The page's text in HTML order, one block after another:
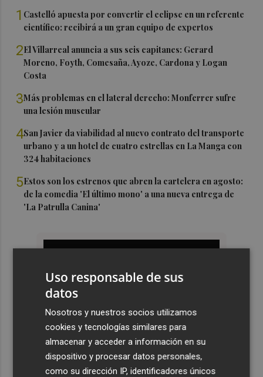
1 Castelló apuesta por convertir el eclipse en un referente
científico: recibirá a un gran equipo de expertos
2El Villarreal anuncia a sus seis capitanes: Gerard
Moreno, Foyth, Comesaña, Ayoze, Cardona y Logan
Costa
3Más problemas en el lateral derecho: Monferrer sufre
una lesión muscular
4San Javier da viabilidad al nuevo contrato del transporte
urbano y a un hotel de cuatro estrellas en La Manga con
324 habitaciones
5Estos son los estrenos que abren la cartelera en agosto:
de la comedia 'El último mono' a una nueva entrega de
'La Patrulla Canina'
Uso responsable de sus
datos
Nosotros y nuestros socios utilizamos
cookies y tecnologías similares para
almacenar y acceder a información en su
dispositivo y procesar datos personales,
como su dirección IP, identificadores únicos